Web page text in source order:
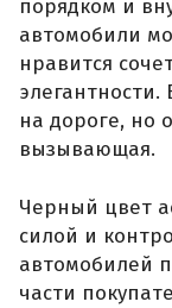
порядком и
автомобили
нравится
на дороге, но
вызывающая.
Черный цвет
силой и
автомобилей
части